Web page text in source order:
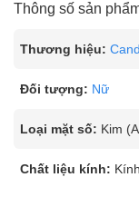
Thông số sản
Thương hiệu:
Đối tượng: Nữ
Loại mặt số: Kim
Chất liệu kính: